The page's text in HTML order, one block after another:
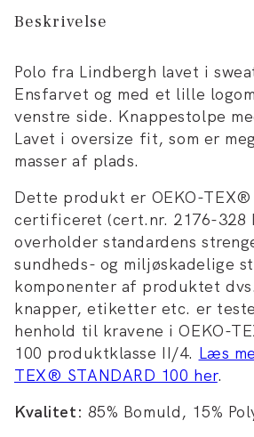
Beskrivelse
Polo fra Lindbergh lavet i
Ensfarvet og med et lille
venstre side. Knappestolpe
Lavet i oversize fit, som er
masser af plads.
Dette produkt er OEKO-TEX®
certificeret (cert.nr. 2176-328
overholder standardens
sundheds- og miljøskadelige
komponenter af produktet
knapper, etiketter etc. er
henhold til kravene i OEKO-
100 produktklasse II/4. Læs
TEX® STANDARD 100 her.
Kvalitet: 85% Bomuld, 15%